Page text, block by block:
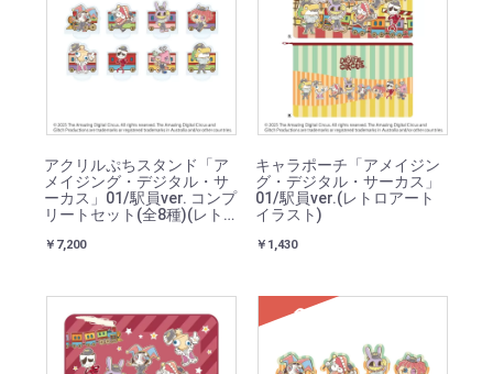
アクリルぷちスタンド「ア
メイジング・デジタル・サ
ーカス」01/駅員ver. コンプ
リートセット(全8種)(レト
￥7,200
キャラポーチ「アメイジン
グ・デジタル・サーカス」
01/駅員ver.(レトロアート
イラスト)
￥1,430
SOLD